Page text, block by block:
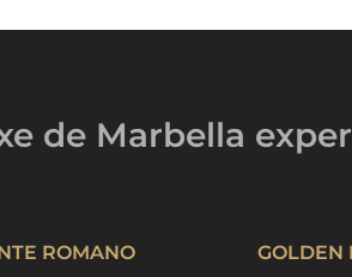
de Marbella
ROMANO GOLDEN